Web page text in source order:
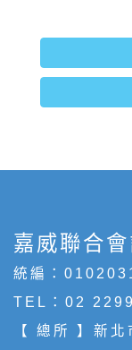
嘉威聯合
統編：
TEL： 02
【 總所 】新